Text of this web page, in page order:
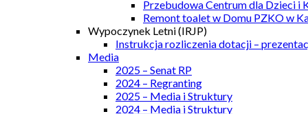
Przebudowa Centrum dla Dzieci i
Remont toalet w Domu PZKO w
Wypoczynek Letni (IRJP)
Instrukcja rozliczenia dotacji –
Media
2025 – Senat RP
2024 – Regranting
2025 – Media i Struktury
2024 – Media i Struktury